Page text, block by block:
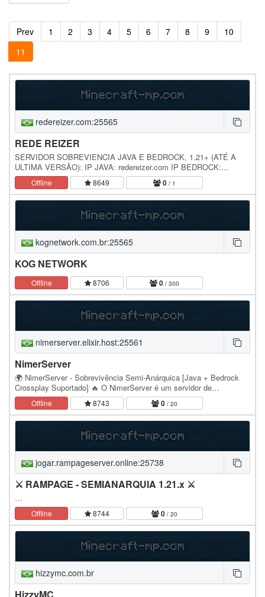
Prev 1 2 3 4 5 6 7 8 9
10
11
redereizer.com:25565
REDE REIZER
SERVIDOR SOBREVIENCIA JAVA E BEDROCK, 1.21+ (ATÉ A
ULTIMA VERSÃO): IP JAVA: redereizer.com IP BEDROCK:
redereizer.com porta: 25565 Sistema de eventos automaticos
Sistema…
Offline 8649 0 / 1
kognetwork.com.br:25565
KOG NETWORK
Offline 8706 0 / 300
nimerserver.elixir.host:25561
NimerServer
🌍 NimerServer - Sobrevivência Semi-Anárquica [Java + Bedrock
Crossplay Suportado] 🔥 O NimerServer é um servidor de
sobrevivência onde a liberdade é a única regra.…
Offline 8743 0 / 20
jogar.rampageserver.online:25738
⚔️ RAMPAGE - SEMIANARQUIA 1.21.x ⚔️
…
Offline 8744 0 / 20
hizzymc.com.br